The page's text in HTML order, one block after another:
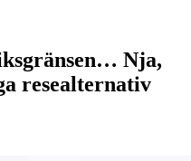
Nja,
resealternativ